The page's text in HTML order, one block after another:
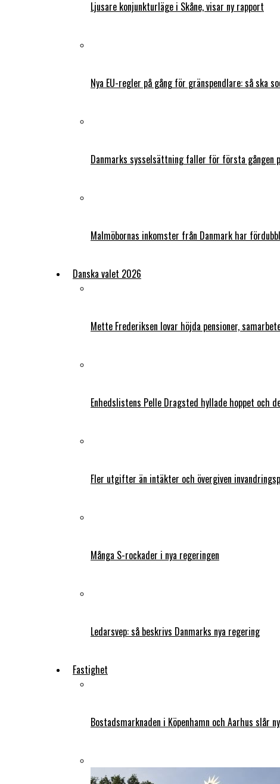
Ljusare konjunkturläge i Skåne, visar ny rapport
Nya EU-regler på gång för gränspendlare: så ska
Danmarks sysselsättning faller för första gången
Malmöbornas inkomster från Danmark har
Danska valet 2026
Mette Frederiksen lovar höjda pensioner,
Enhedslistens Pelle Dragsted hyllade hoppet och
Fler utgifter än intäkter och övergiven
Många S-rockader i nya regeringen
Ledarsvep: så beskrivs Danmarks nya regering
Fastighet
Bostadsmarknaden i Köpenhamn och Aarhus slår